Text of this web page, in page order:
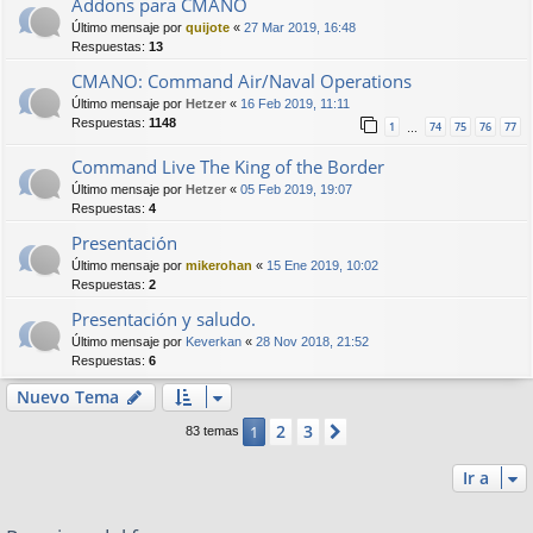
Último mensaje por quijote « 27 Mar 2019, 16:48
Respuestas: 13
CMANO: Command Air/Naval Operations
Último mensaje por Hetzer « 16 Feb 2019, 11:11
Respuestas: 1148 1 74 75 76 77
Command Live The King of the Border
Último mensaje por Hetzer « 05 Feb 2019, 19:07
Respuestas: 4
Presentación
Último mensaje por mikerohan « 15 Ene 2019, 10:02
Respuestas: 2
Presentación y saludo.
Último mensaje por Keverkan « 28 Nov 2018, 21:52
Respuestas: 6
Nuevo Tema
83 temas 1 2 3
Ir a